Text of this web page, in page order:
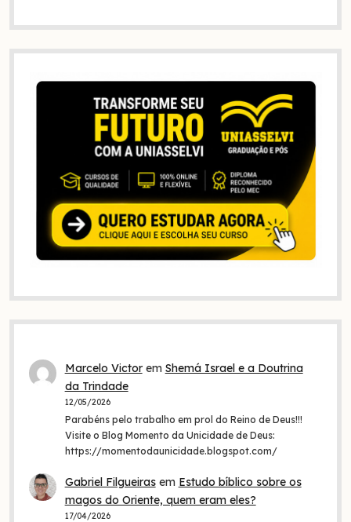
Marcelo Victorem Shemá Israel e a Doutrina
da Trindade
12/05/2026
Parabéns pelo trabalho em prol do Reino de Deus!!!
Visite o Blog Momento da Unicidade de Deus:
https://momentodaunicidade.blogspot.com/
Gabriel Filgueirasem Estudo bíblico sobre os
magos do Oriente, quem eram eles?
17/04/2026